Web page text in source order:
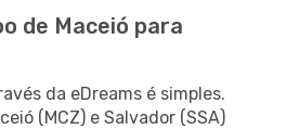
de Maceió para
da eDreams é simples.
(MCZ) e Salvador (SSA)